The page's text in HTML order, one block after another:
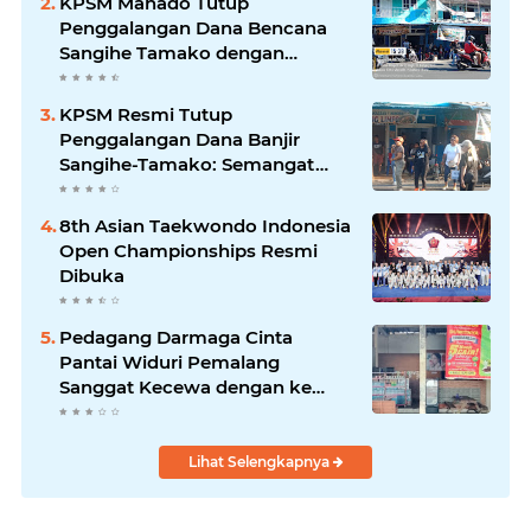
Penggalangan Dana Bencana
Sangihe Tamako dengan
Semangat Tinggi, Dihadiri
Banyak Seniman Ibu Kota
KPSM Resmi Tutup
Penggalangan Dana Banjir
Sangihe-Tamako: Semangat
Kebersamaan & Solidaritas
Tetap Terjaga
8th Asian Taekwondo Indonesia
Open Championships Resmi
Dibuka
Pedagang Darmaga Cinta
Pantai Widuri Pemalang
Sanggat Kecewa dengan ke
Pengurusan Dinas pariwisata
Lihat Selengkapnya